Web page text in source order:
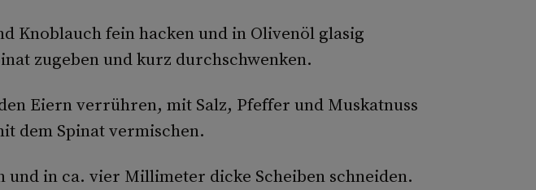
Knoblauch fein hacken und in Olivenöl glasig
zugeben und kurz durchschwenken.
Eiern verrühren, mit Salz, Pfeffer und Muskatnuss
dem Spinat vermischen.
und in ca. vier Millimeter dicke Scheiben schneiden.